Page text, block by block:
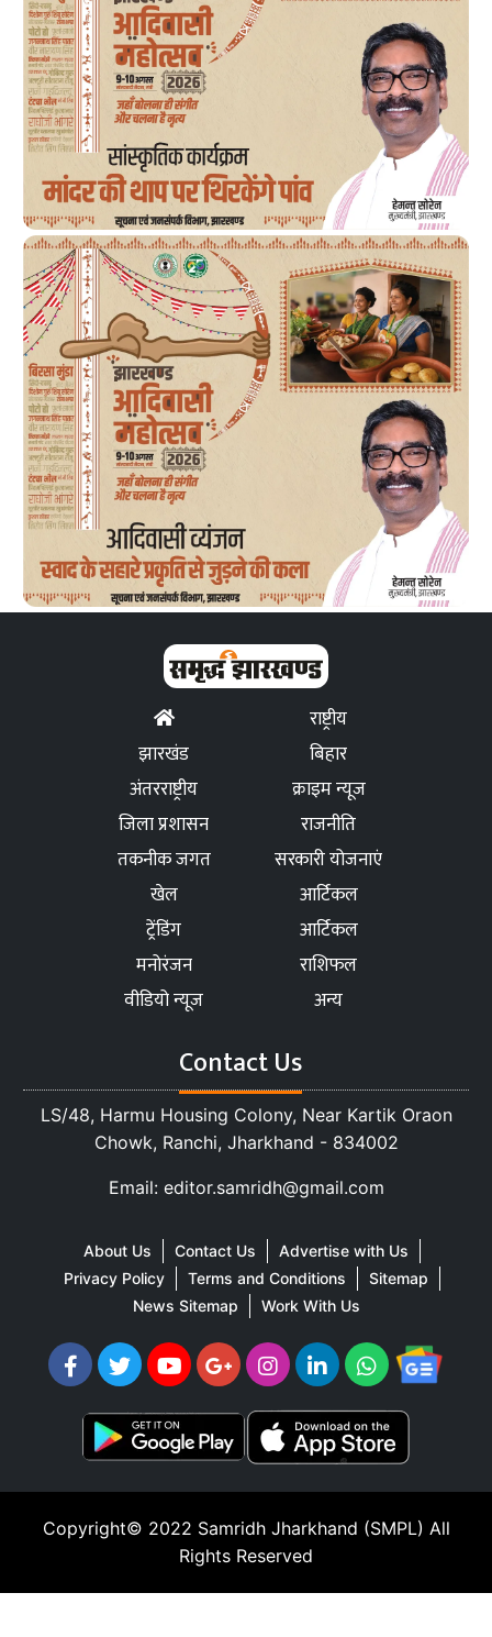
राष्ट्रीय
झारखंड
बिहार
अंतरराष्ट्रीय
क्राइम न्यूज
जिला प्रशासन
राजनीति
तकनीक जगत
सरकारी योजनाएं
खेल
आर्टिकल
ट्रेंडिंग
आर्टिकल
मनोरंजन
राशिफल
वीडियो न्यूज
अन्य
Contact Us
LS/48, Harmu Housing Colony, Near Kartik Oraon
Chowk, Ranchi, Jharkhand - 834002
Email: editor.samridh@gmail.com
About Us Contact Us
Advertise with Us
Privacy Policy
Terms and Conditions
Sitemap
News Sitemap
Work With Us
Copyright© 2022 Samridh Jharkhand (SMPL) All
Rights Reserved